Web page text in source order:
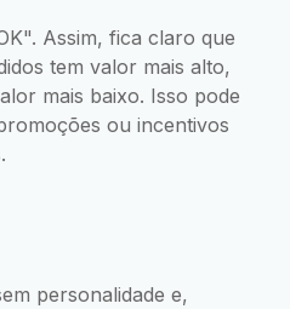
Assim, fica claro que
tem valor mais alto,
mais baixo. Isso pode
ou incentivos
personalidade e,